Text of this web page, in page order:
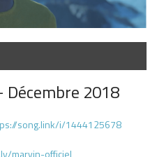
Décembre 2018
song.link/i/1444125678
marvin-officiel